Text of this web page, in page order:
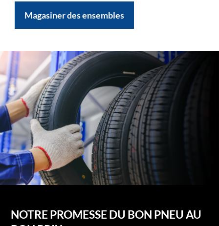
Magasiner des ensembles
NOTRE PROMESSE DU BON PNEU AU